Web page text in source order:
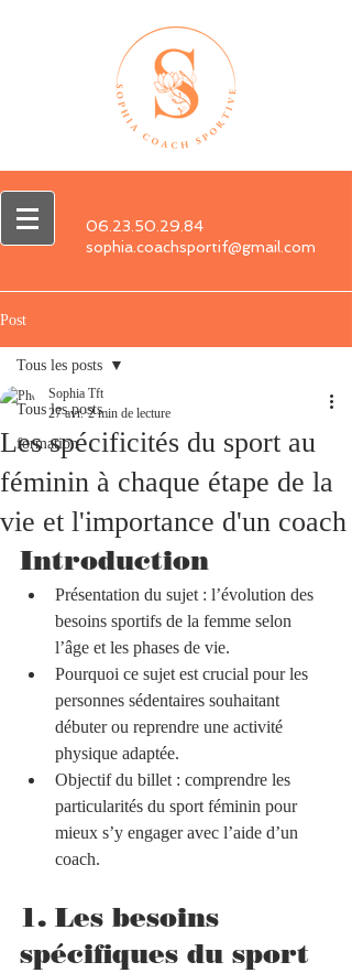
06.23.50.29.84
sophia.coachsportif@gmail.com
Post
Tous les posts
formation
Tous les posts
Les spécificités du sport au
féminin à chaque étape de la
vie et l'importance d'un coach
Sophia Tft
27 avr. 2 min de lecture
Introduction
Présentation du sujet : l’évolution des
besoins sportifs de la femme selon
l’âge et les phases de vie.
Pourquoi ce sujet est crucial pour les
personnes sédentaires souhaitant
débuter ou reprendre une activité
physique adaptée.
Objectif du billet : comprendre les
particularités du sport féminin pour
mieux s’y engager avec l’aide d’un
coach.
1. Les besoins
spécifiques du sport